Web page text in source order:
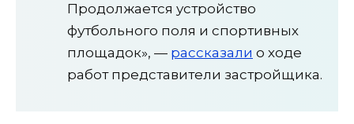
Продолжается устройство
футбольного поля и спортивных
площадок», — рассказали о ходе
работ представители застройщика.